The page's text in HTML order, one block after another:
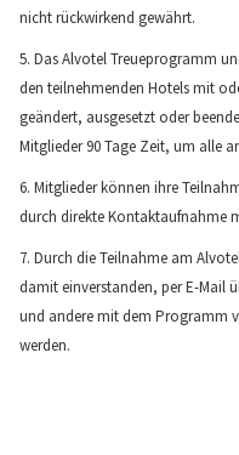
nicht rückwirkend gewährt.
5. Das Alvotel Treueprogramm
den teilnehmenden Hotels mit
geändert, ausgesetzt oder
Mitglieder 90 Tage Zeit, um alle
6. Mitglieder können ihre
durch direkte Kontaktaufnahme
7. Durch die Teilnahme am
damit einverstanden, per E-Mail
und andere mit dem Programm
werden.